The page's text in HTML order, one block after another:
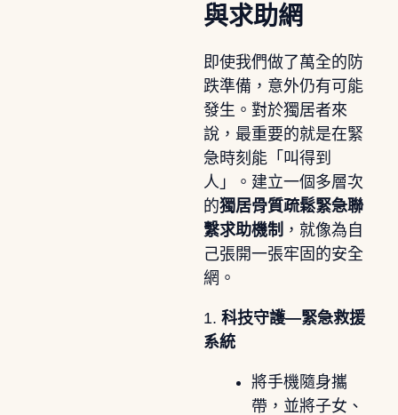
與求助網
即使我們做了萬全的防
跌準備，意外仍有可能
發生。對於獨居者來
說，最重要的就是在緊
急時刻能「叫得到
人」。建立一個多層次
的獨居骨質疏鬆緊急聯
繫求助機制 ，就像為自
己張開一張牢固的安全
網。
1. 科技守護—緊急救援
系統
將手機隨身攜
帶，並將子女、